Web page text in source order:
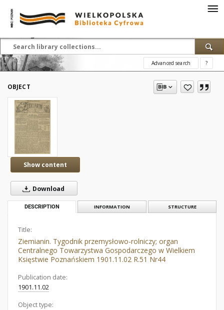
Advanced search ?
OBJECT
Show content
Download
DESCRIPTION INFORMATION STRUCTURE
Title:
Ziemianin. Tygodnik przemysłowo-rolniczy; organ
Centralnego Towarzystwa Gospodarczego w Wielkiem
Księstwie Poznańskiem 1901.11.02 R.51 Nr44
Publication date:
1901.11.02
Object type: